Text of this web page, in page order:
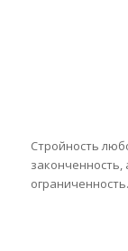
Стройность
ограниченность.